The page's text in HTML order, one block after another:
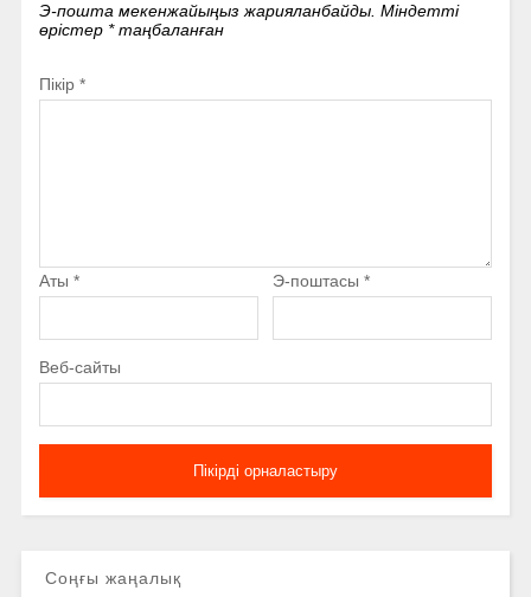
Э-пошта мекенжайыңыз жарияланбайды. Міндетті
өрістер *таңбаланған
Пікір *
Аты * Э-поштасы *
Веб-сайты
Соңғы жаңалық